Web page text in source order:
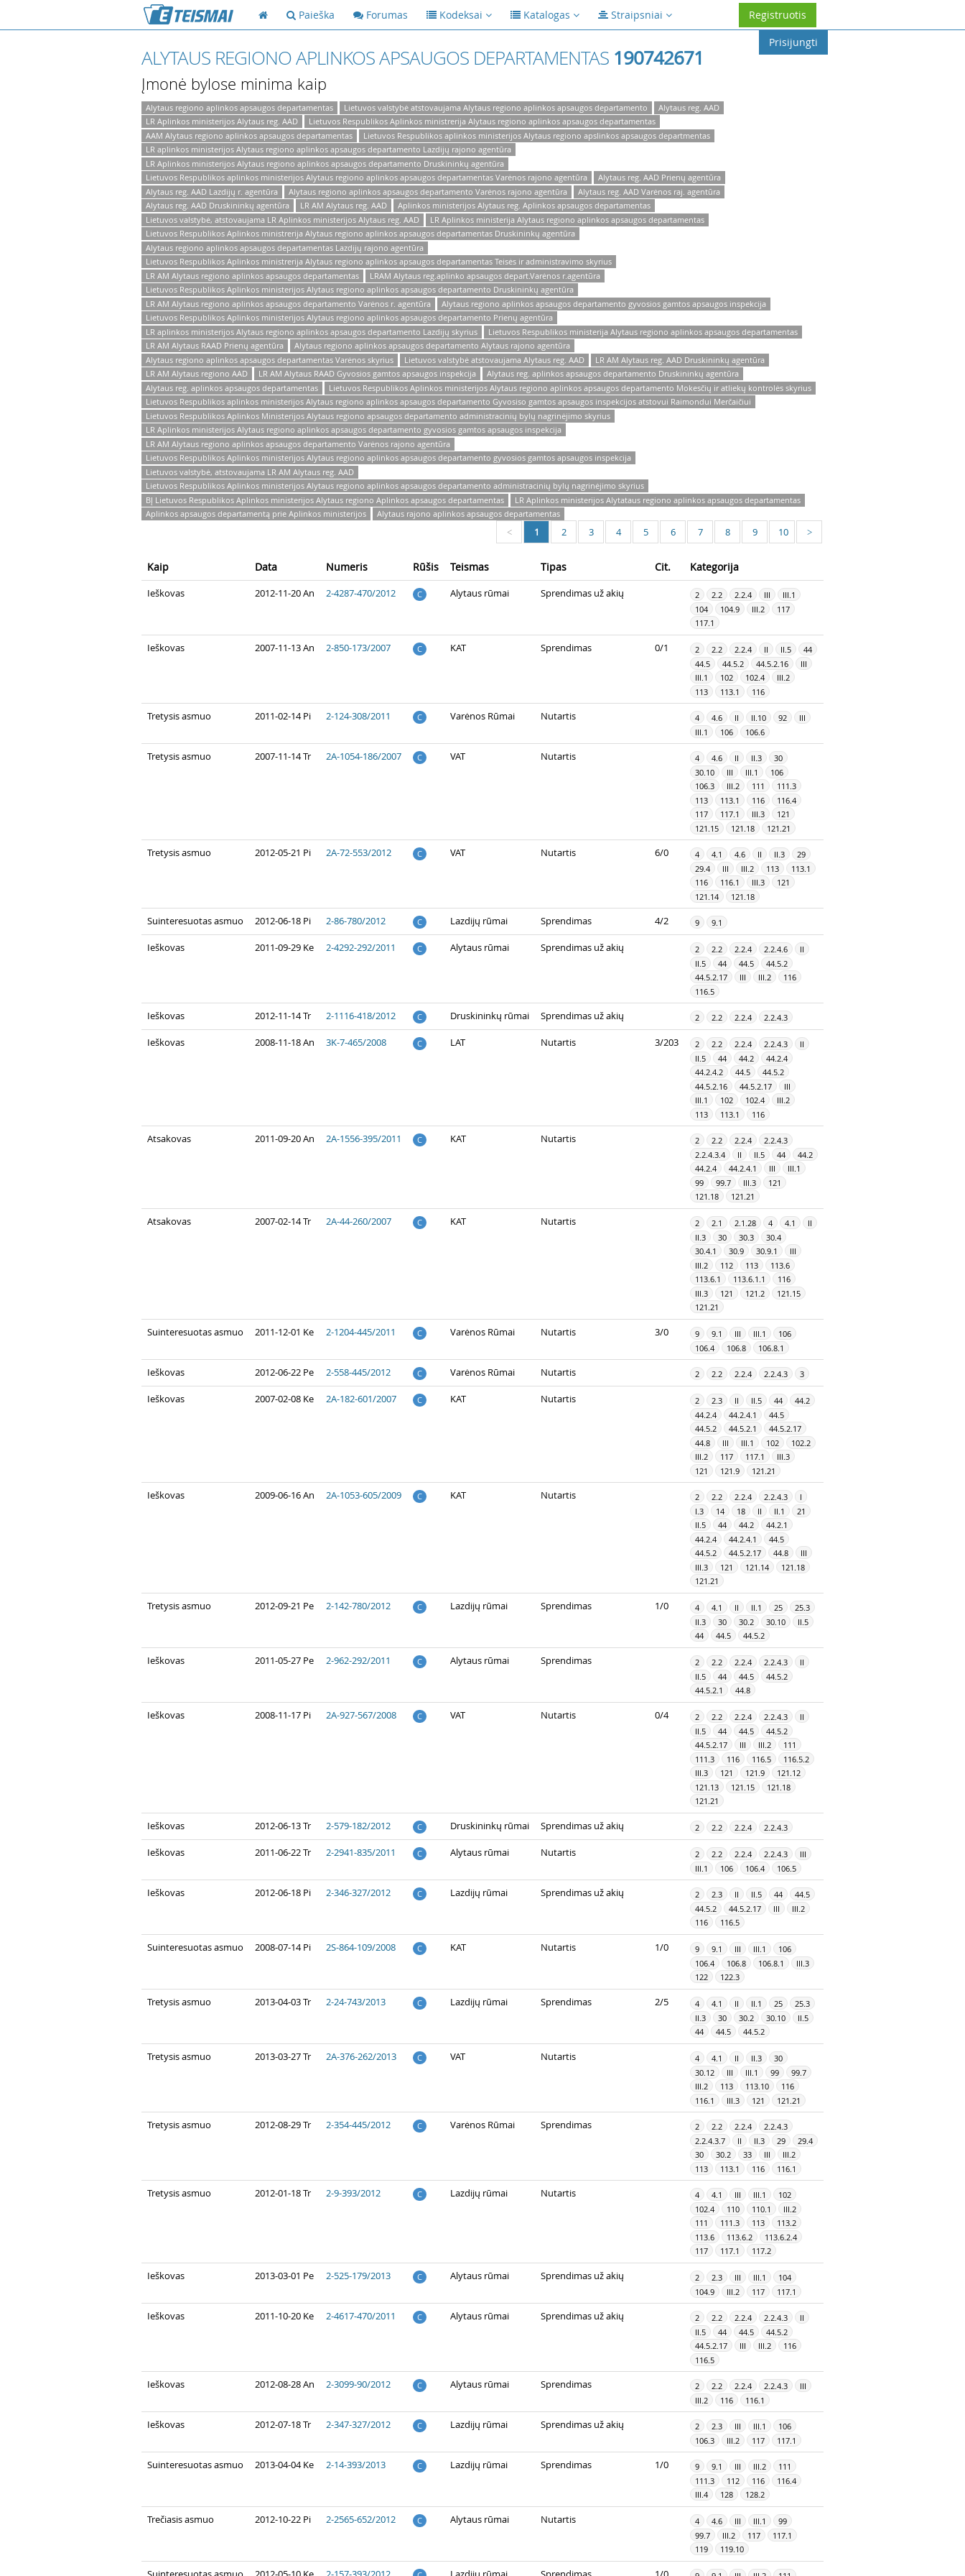
Paieška Forumas Kodeksai Katalogas Straipsniai
Registruotis
Prisijungti
ALYTAUS REGIONO APLINKOS APSAUGOS DEPARTAMENTAS 190742671
Įmonė bylose minima kaip
Alytaus regiono aplinkos apsaugos departamentas Lietuvos valstybė atstovaujama Alytaus regiono aplinkos apsaugos departamento
Alytaus reg. AAD
LR Aplinkos ministerijos Alytaus reg. AAD
Lietuvos Respublikos Aplinkos ministrerija Alytaus regiono aplinkos apsaugos departamentas
AAM Alytaus regiono aplinkos apsaugos departamentas
Lietuvos Respublikos aplinkos ministerijos Alytaus regiono apslinkos apsaugos departmentas
LR aplinkos ministerijos Alytaus regiono aplinkos apsaugos departamento Lazdijų rajono agentūra
LR Aplinkos ministerijos Alytaus regiono aplinkos apsaugos departamento Druskininkų agentūra
Lietuvos Respublikos aplinkos ministerijos Alytaus regiono aplinkos apsaugos departamentas Varėnos rajono agentūra
Alytaus reg. AAD Prienų agentūra
Alytaus reg. AAD Lazdijų r. agentūra
Alytaus regiono aplinkos apsaugos departamento Varėnos rajono agentūra
Alytaus reg. AAD Varėnos raj. agentūra
Alytaus reg. AAD Druskininkų agentūra
LR AM Alytaus reg. AAD
Aplinkos ministerijos Alytaus reg. Aplinkos apsaugos departamentas
Lietuvos valstybė, atstovaujama LR Aplinkos ministerijos Alytaus reg. AAD
LR Aplinkos ministerija Alytaus regiono aplinkos apsaugos departamentas
Lietuvos Respublikos Aplinkos ministrerija Alytaus regiono aplinkos apsaugos departamentas Druskininkų agentūra
Alytaus regiono aplinkos apsaugos departamentas Lazdijų rajono agentūra
Lietuvos Respublikos Aplinkos ministrerija Alytaus regiono aplinkos apsaugos departamentas Teisės ir administravimo skyrius
LR AM Alytaus regiono aplinkos apsaugos departamentas
LRAM Alytaus reg.aplinko apsaugos depart.Varėnos r.agentūra
Lietuvos Respublikos Aplinkos ministerijos Alytaus regiono aplinkos apsaugos departamento Druskininkų agentūra
LR AM Alytaus regiono aplinkos apsaugos departamento Varėnos r. agentūra
Alytaus regiono aplinkos apsaugos departamento gyvosios gamtos apsaugos inspekcija
Lietuvos Respublikos Aplinkos ministerijos Alytaus regiono aplinkos apsaugos departamento Prienų agentūra
LR aplinkos ministerijos Alytaus regiono aplinkos apsaugos departamento Lazdijų skyrius
Lietuvos Respublikos ministerija Alytaus regiono aplinkos apsaugos departamentas
LR AM Alytaus RAAD Prienų agentūra
Alytaus regiono aplinkos apsaugos departamento Alytaus rajono agentūra
Alytaus regiono aplinkos apsaugos departamentas Varėnos skyrius
Lietuvos valstybė atstovaujama Alytaus reg. AAD
LR AM Alytaus reg. AAD Druskininkų agentūra
LR AM Alytaus regiono AAD
LR AM Alytaus RAAD Gyvosios gamtos apsaugos inspekcija
Alytaus reg. aplinkos apsaugos departamento Druskininkų agentūra
Alytaus reg. aplinkos apsaugos departamentas
Lietuvos Respublikos Aplinkos ministerijos Alytaus regiono aplinkos apsaugos departamento Mokesčių ir atliekų kontrolės skyrius
Lietuvos Respublikos aplinkos ministerijos Alytaus regiono aplinkos apsaugos departamento Gyvosiso gamtos apsaugos inspekcijos atstovui Raimondui Merčaičiui
Lietuvos Respublikos Aplinkos Ministerijos Alytaus regiono apsaugos departamento administracinių bylų nagrinėjimo skyrius
LR Aplinkos ministerijos Alytaus regiono aplinkos apsaugos departamento gyvosios gamtos apsaugos inspekcija
LR AM Alytaus regiono aplinkos apsaugos departamento Varėnos rajono agentūra
Lietuvos Respublikos Aplinkos ministerijos Alytaus regiono aplinkos apsaugos departamento gyvosios gamtos apsaugos inspekcija
Lietuvos valstybė, atstovaujama LR AM Alytaus reg. AAD
Lietuvos Respublikos Aplinkos ministerijos Alytaus regiono aplinkos apsaugos departamento administracinių bylų nagrinėjimo skyrius
BĮ Lietuvos Respublikos Aplinkos ministerijos Alytaus regiono Aplinkos apsaugos departamentas
LR Aplinkos ministerijos Alytataus regiono aplinkos apsaugos departamentas
Aplinkos apsaugos departamentą prie Aplinkos ministerijos
Alytaus rajono aplinkos apsaugos departamentas
< 1 2 3 4 5 6 7 8 9 10 >
Kaip Data Numeris Rūšis Teismas Tipas Cit. Kategorija
Ieškovas 2012-11-20 An 2-4287-470/2012 C Alytaus rūmai Sprendimas už akių 2 2.2 2.2.4 III
III.1
104
104.9 III.2
117
117.1
Ieškovas 2007-11-13 An 2-850-173/2007 C KAT Sprendimas 0/1 2 2.2 2.2.4 II II.5
44
44.5
44.5.2 44.5.2.16
III
III.1
102 102.4
III.2
113
113.1 116
Tretysis asmuo 2011-02-14 Pi 2-124-308/2011 C Varėnos Rūmai Nutartis 4 4.6 II II.10 92
III
III.1
106 106.6
Tretysis asmuo 2007-11-14 Tr 2A-1054-186/2007 C VAT Nutartis 4 4.6 II II.3
30
30.10
III III.1
106
106.3
III.2 111
111.3
113
113.1 116
116.4
117
117.1 III.3
121
121.15
121.18 121.21
Tretysis asmuo 2012-05-21 Pi 2A-72-553/2012 C VAT Nutartis 6/0 4 4.1 4.6 II II.3
29
29.4
III III.2 113
113.1
116
116.1 III.3
121
121.14
121.18
Suinteresuotas asmuo 2012-06-18 Pi 2-86-780/2012 C Lazdijų rūmai Sprendimas 4/2 9 9.1
Ieškovas 2011-09-29 Ke 2-4292-292/2011 C Alytaus rūmai Sprendimas už akių 2 2.2 2.2.4 2.2.4.6
II
II.5
44 44.5
44.5.2
44.5.2.17
III III.2
116
116.5
Ieškovas 2012-11-14 Tr 2-1116-418/2012 C Druskininkų rūmai Sprendimas už akių 2 2.2 2.2.4 2.2.4.3
Ieškovas 2008-11-18 An 3K-7-465/2008 C LAT Nutartis 3/203 2 2.2 2.2.4 2.2.4.3
II
II.5
44 44.2
44.2.4
44.2.4.2
44.5
44.5.2
44.5.2.16
44.5.2.17
III
III.1
102 102.4
III.2
113
113.1 116
Atsakovas 2011-09-20 An 2A-1556-395/2011 C KAT Nutartis 2 2.2 2.2.4
2.2.4.3
2.2.4.3.4
II II.5 44
44.2
44.2.4
44.2.4.1 III
III.1
99
99.7 III.3
121
121.18
121.21
Atsakovas 2007-02-14 Tr 2A-44-260/2007 C KAT Nutartis 2 2.1 2.1.28 4 4.1
II
II.3
30 30.3
30.4
30.4.1
30.9 30.9.1
III
III.2
112 113
113.6
113.6.1
113.6.1.1
116
III.3
121 121.2
121.15
121.21
Suinteresuotas asmuo 2011-12-01 Ke 2-1204-445/2011 C Varėnos Rūmai Nutartis 3/0 9 9.1 III III.1
106
106.4
106.8 106.8.1
Ieškovas 2012-06-22 Pe 2-558-445/2012 C Varėnos Rūmai Nutartis 2 2.2 2.2.4 2.2.4.3 3
Ieškovas 2007-02-08 Ke 2A-182-601/2007 C KAT Nutartis 2 2.3 II II.5 44
44.2
44.2.4
44.2.4.1
44.5
44.5.2
44.5.2.1
44.5.2.17
44.8
III III.1 102
102.2
III.2
117 117.1
III.3
121
121.9 121.21
Ieškovas 2009-06-16 An 2A-1053-605/2009 C KAT Nutartis 2 2.2 2.2.4 2.2.4.3
I
I.3
14 18 II II.1
21
II.5
44 44.2
44.2.1
44.2.4
44.2.4.1
44.5
44.5.2
44.5.2.17 44.8
III
III.3
121 121.14
121.18
121.21
Tretysis asmuo 2012-09-21 Pe 2-142-780/2012 C Lazdijų rūmai Sprendimas 1/0 4 4.1 II II.1 25
25.3
II.3
30 30.2 30.10
II.5
44
44.5 44.5.2
Ieškovas 2011-05-27 Pe 2-962-292/2011 C Alytaus rūmai Sprendimas 2 2.2 2.2.4 2.2.4.3
II
II.5
44 44.5
44.5.2
44.5.2.1
44.8
Ieškovas 2008-11-17 Pi 2A-927-567/2008 C VAT Nutartis 0/4 2 2.2 2.2.4 2.2.4.3
II
II.5
44 44.5
44.5.2
44.5.2.17
III III.2
111
111.3
116 116.5
116.5.2
III.3
121 121.9
121.12
121.13
121.15
121.18
121.21
Ieškovas 2012-06-13 Tr 2-579-182/2012 C Druskininkų rūmai Sprendimas už akių 2 2.2 2.2.4 2.2.4.3
Ieškovas 2011-06-22 Tr 2-2941-835/2011 C Alytaus rūmai Nutartis 2 2.2 2.2.4 2.2.4.3
III
III.1
106 106.4 106.5
Ieškovas 2012-06-18 Pi 2-346-327/2012 C Lazdijų rūmai Sprendimas už akių 2 2.3 II II.5 44
44.5
44.5.2
44.5.2.17 III
III.2
116
116.5
Suinteresuotas asmuo 2008-07-14 Pi 2S-864-109/2008 C KAT Nutartis 1/0 9 9.1 III III.1
106
106.4
106.8 106.8.1
III.3
122
122.3
Tretysis asmuo 2013-04-03 Tr 2-24-743/2013 C Lazdijų rūmai Sprendimas 2/5 4 4.1 II II.1 25
25.3
II.3
30 30.2 30.10
II.5
44
44.5 44.5.2
Tretysis asmuo 2013-03-27 Tr 2A-376-262/2013 C VAT Nutartis 4 4.1 II II.3
30
30.12
III III.1 99
99.7
III.2
113 113.10
116
116.1
III.3 121 121.21
Tretysis asmuo 2012-08-29 Tr 2-354-445/2012 C Varėnos Rūmai Sprendimas 2 2.2 2.2.4
2.2.4.3
2.2.4.3.7
II II.3 29
29.4
30
30.2 33 III
III.2
113
113.1 116 116.1
Tretysis asmuo 2012-01-18 Tr 2-9-393/2012 C Lazdijų rūmai Nutartis 4 4.1 III III.1
102
102.4
110 110.1
III.2
111
111.3 113
113.2
113.6
113.6.2
113.6.2.4
117
117.1 117.2
Ieškovas 2013-03-01 Pe 2-525-179/2013 C Alytaus rūmai Sprendimas už akių 2 2.3 III III.1
104
104.9
III.2 117 117.1
Ieškovas 2011-10-20 Ke 2-4617-470/2011 C Alytaus rūmai Sprendimas už akių 2 2.2 2.2.4 2.2.4.3
II
II.5
44 44.5
44.5.2
44.5.2.17
III III.2
116
116.5
Ieškovas 2012-08-28 An 2-3099-90/2012 C Alytaus rūmai Sprendimas 2 2.2 2.2.4 2.2.4.3
III
III.2
116 116.1
Ieškovas 2012-07-18 Tr 2-347-327/2012 C Lazdijų rūmai Sprendimas už akių 2 2.3 III III.1
106
106.3
III.2 117 117.1
Suinteresuotas asmuo 2013-04-04 Ke 2-14-393/2013 C Lazdijų rūmai Sprendimas 1/0 9 9.1 III III.2
111
111.3
112 116
116.4
III.4
128 128.2
Trečiasis asmuo 2012-10-22 Pi 2-2565-652/2012 C Alytaus rūmai Nutartis 4 4.6 III III.1
99
99.7
III.2 117
117.1
119
119.10